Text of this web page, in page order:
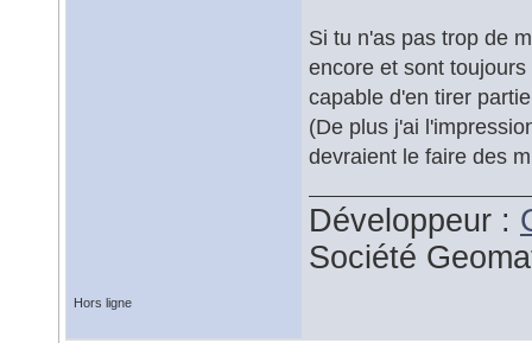
Si tu n'as pas trop de
encore et sont
capable d'en tirer
(De plus j'ai
devraient le faire des
Développeur :
Société
Hors ligne